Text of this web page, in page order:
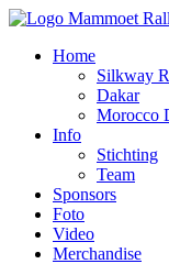
Home
Silkway
Dakar
Morocco
Info
Stichting
Team
Sponsors
Foto
Video
Merchandise